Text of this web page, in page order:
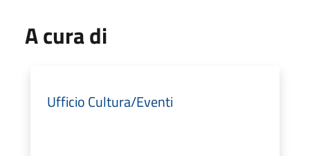
A cura di
Ufficio Cultura/Eventi